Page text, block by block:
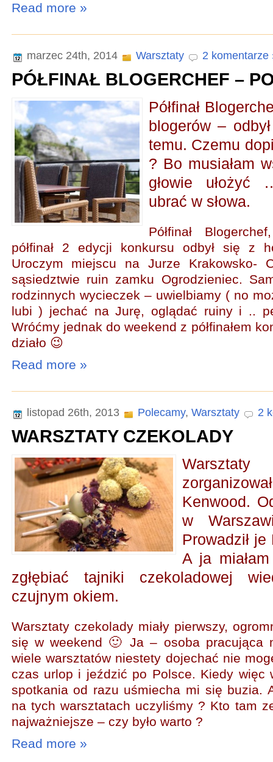
Read more »
marzec 24th, 2014 Warsztaty 2 komentarze
PÓŁFINAŁ BLOGERCHEF –
Półfinał
blogerów –
temu. Czemu
? Bo musiałam
głowie
ubrać w słowa.
Półfinał
półfinał 2 edycji konkursu odbył się z
Uroczym miejscu na Jurze Krakowsko-
sąsiedztwie ruin zamku Ogrodzieniec.
rodzinnych wycieczek – uwielbiamy ( no
lubi ) jechać na Jurę, oglądać ruiny i ..
Wróćmy jednak do weekend z półfinałem
działo 😉
Read more »
listopad 26th, 2013 Polecamy, Warsztaty 2
WARSZTATY CZEKOLADY
Kenwood.
w
Prowadził
A ja
zgłębiać tajniki czekoladowej
czujnym okiem.
Warsztaty czekolady miały pierwszy,
się w weekend 🙂 Ja – osoba pracująca
wiele warsztatów niestety dojechać nie
czas urlop i jeździć po Polsce. Kiedy więc
spotkania od razu uśmiecha mi się buzia.
na tych warsztatach uczyliśmy ? Kto tam
najważniejsze – czy było warto ?
Read more »